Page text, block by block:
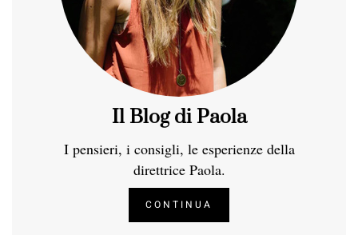
Il Blog di Paola
I pensieri, i consigli, le esperienze della
direttrice Paola.
CONTINUA